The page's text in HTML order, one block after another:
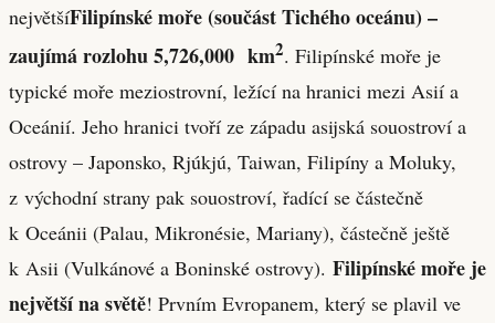
největšíFilipínské moře (součást Tichého oceánu) –
zaujímá rozlohu 5,726,000 km2. Filipínské moře je
typické moře meziostrovní, ležící na hranici mezi Asií a
Oceánií. Jeho hranici tvoří ze západu asijská souostroví a
ostrovy – Japonsko, Rjúkjú, Taiwan, Filipíny a Moluky,
z východní strany pak souostroví, řadící se částečně
k Oceánii (Palau, Mikronésie, Mariany), částečně ještě
k Asii (Vulkánové a Boninské ostrovy). Filipínské moře je
největší na světě! Prvním Evropanem, který se plavil ve